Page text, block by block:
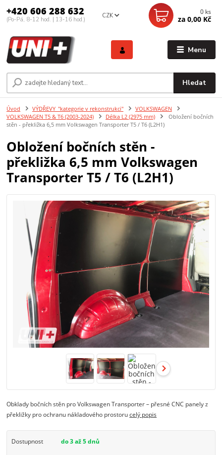
Menu
CZK
Hledat
+420 606 288 632
(Po-Pá, 8-12 hod. | 13-16 hod.)
0 ks
za 0,00 Kč
Úvod VÝDŘEVY_"kategorie v rekonstrukci"
VOLKSWAGEN
VOLKSWAGEN T5 & T6 (2003-2024)
Délka L2 (2975 mm)
Obložení bočních
stěn - překližka 6,5 mm Volkswagen Transporter T5 / T6 (L2H1)
Obložení bočních stěn -
překližka 6,5 mm Volkswagen
Transporter T5 / T6 (L2H1)
Obklady bočních stěn pro Volkswagen Transporter – přesné CNC panely z
překližky pro ochranu nákladového prostorucelý popis
Dostupnost do 3 až 5 dnů